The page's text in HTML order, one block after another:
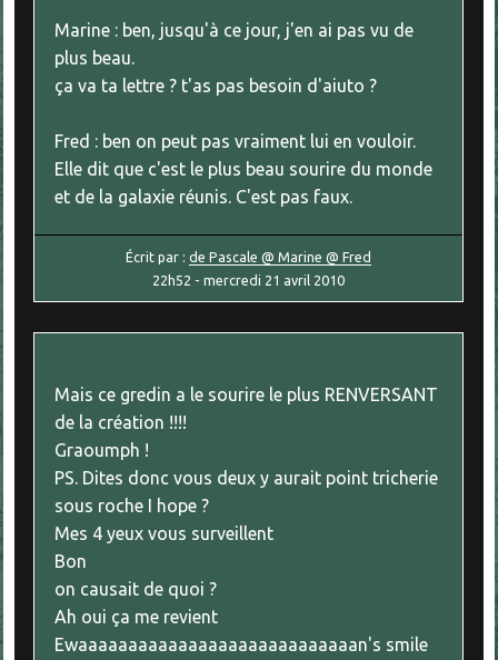
Marine : ben, jusqu'à ce jour, j'en ai pas vu de
plus beau.
ça va ta lettre ? t'as pas besoin d'aiuto ?
Fred : ben on peut pas vraiment lui en vouloir.
Elle dit que c'est le plus beau sourire du monde
et de la galaxie réunis. C'est pas faux.
Écrit par :de Pascale @ Marine @ Fred
22h52 -mercredi 21 avril 2010
Mais ce gredin a le sourire le plus RENVERSANT
de la création !!!!
Graoumph !
PS. Dites donc vous deux y aurait point tricherie
sous roche I hope ?
Mes 4 yeux vous surveillent
Bon
on causait de quoi ?
Ah oui ça me revient
Ewaaaaaaaaaaaaaaaaaaaaaaaaaaaan's smile